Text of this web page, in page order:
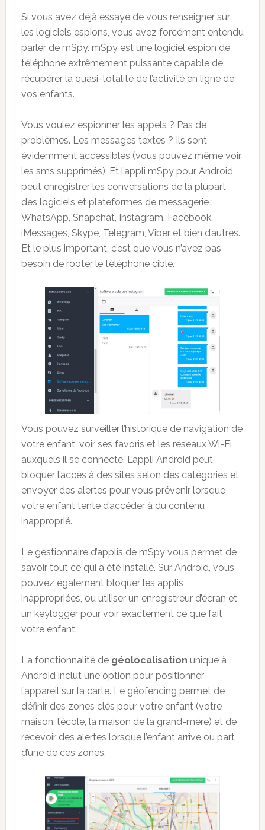
Si vous avez déjà essayé de vous renseigner sur
les logiciels espions, vous avez forcément entendu
parler de mSpy. mSpy est une logiciel espion de
téléphone extrêmement puissante capable de
récupérer la quasi-totalité de l’activité en ligne de
vos enfants.
Vous voulez espionner les appels ? Pas de
problèmes. Les messages textes ? Ils sont
évidemment accessibles (vous pouvez même voir
les sms supprimés). Et l’appli mSpy pour Android
peut enregistrer les conversations de la plupart
des logiciels et plateformes de messagerie :
WhatsApp, Snapchat, Instagram, Facebook,
iMessages, Skype, Telegram, Viber et bien d’autres.
Et le plus important, c’est que vous n’avez pas
besoin de rooter le téléphone cible.
Vous pouvez surveiller l’historique de navigation de
votre enfant, voir ses favoris et les réseaux Wi-Fi
auxquels il se connecte. L’appli Android peut
bloquer l’accès à des sites selon des catégories et
envoyer des alertes pour vous prévenir lorsque
votre enfant tente d’accéder à du contenu
inapproprié.
Le gestionnaire d’applis de mSpy vous permet de
savoir tout ce qui a été installé. Sur Android, vous
pouvez également bloquer les applis
inappropriées, ou utiliser un enregistreur d’écran et
un keylogger pour voir exactement ce que fait
votre enfant.
La fonctionnalité de géolocalisation unique à
Android inclut une option pour positionner
l’appareil sur la carte. Le géofencing permet de
définir des zones clés pour votre enfant (votre
maison, l’école, la maison de la grand-mère) et de
recevoir des alertes lorsque l’enfant arrive ou part
d’une de ces zones.